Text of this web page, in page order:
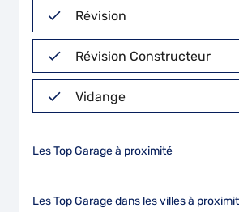
Révision
Révision Constructeur
Vidange
Les Top Garage à proximité
Les Top Garage dans les villes à